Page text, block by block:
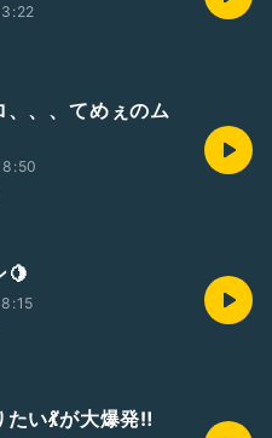
、、、てめぇのム
🍋
い💃が大爆発‼️